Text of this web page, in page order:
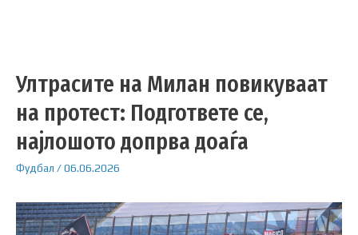
Ултрасите на Милан повикуваат
на протест: Подгответе се,
најлошото допрва доаѓа
Фудбал /06.06.2026